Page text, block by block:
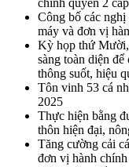
chính quyền 2 cấp
Công bố các
máy và đơn vị
Kỳ họp thứ
sàng toàn diện
thông suốt, hiệu
Tôn vinh 53 cá
2025
Thực hiện bằng
thôn hiện đại,
Tăng cường cải
đơn vị hành chính